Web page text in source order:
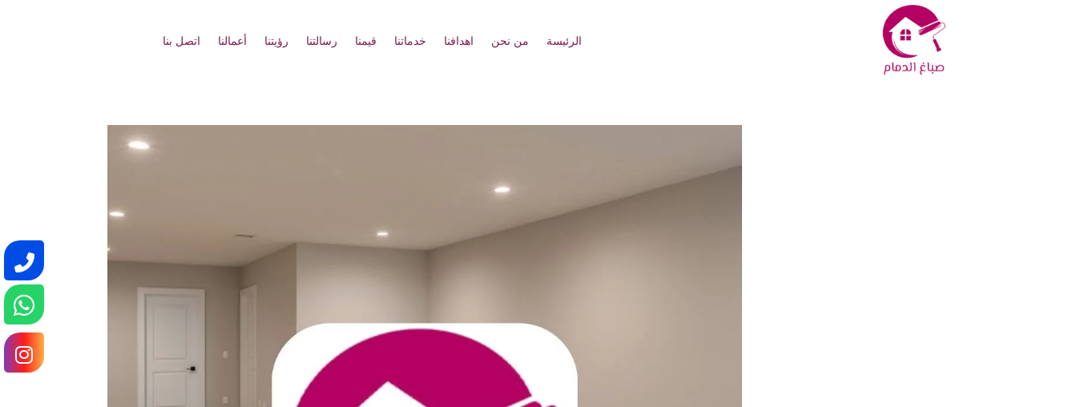
الرئيسة من نحن اهدافنا خدماتنا قيمنا رسالتنا رؤيتنا أعمالنا اتصل بنا